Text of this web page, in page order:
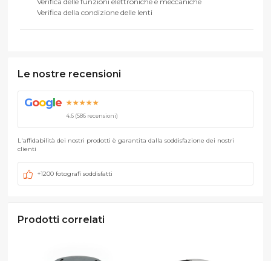
Verifica della condizione delle lenti
Le nostre recensioni
Goog e ★★★★★
4.6 (586 recensioni)
L'affidabilità dei nostri prodotti è garantita dalla soddisfazione dei nostri
clienti
+1200 fotografi soddisfatti
Prodotti correlati